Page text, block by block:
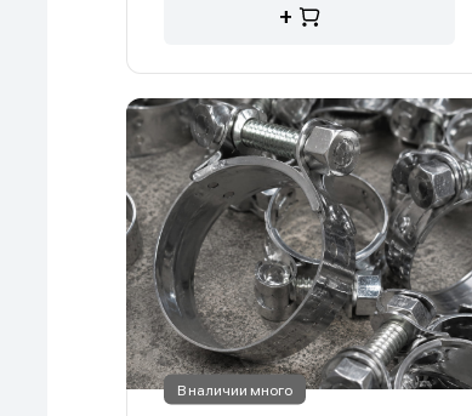
+
В наличии много